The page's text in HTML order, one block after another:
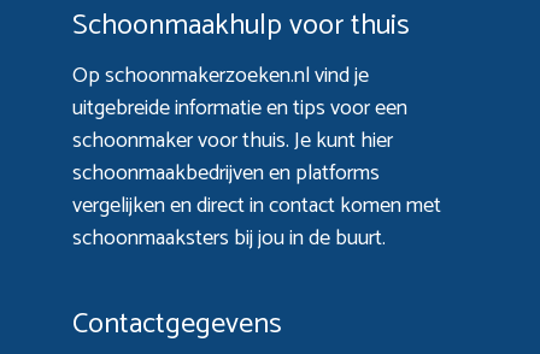
Schoonmaakhulp voor thuis
Op schoonmakerzoeken.nl vind je
uitgebreide informatie en tips voor een
schoonmaker voor thuis. Je kunt hier
schoonmaakbedrijven en platforms
vergelijken en direct in contact komen met
schoonmaaksters bij jou in de buurt.
Contactgegevens